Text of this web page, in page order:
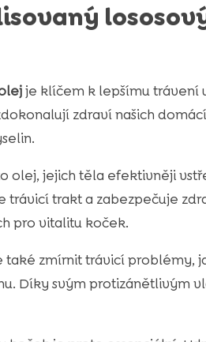
je klíčem k lepšímu trávení
zdraví našich
olej, jejich těla efektivněji
trávicí trakt a zabezpečuje
pro vitalitu koček.
zmírnit trávicí problémy,
Díky svým protizánětlivým